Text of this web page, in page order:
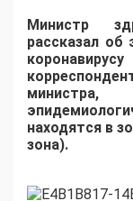
Министр
рассказал об
находятся в
зона).